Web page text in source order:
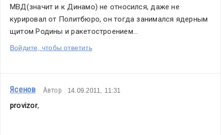
МВД(значит и к Динамо) не относился, даже не
курировал от Политбюро, он тогда занимался ядерным
щитом Родины и ракетостроением...
Войдите, чтобы ответить
Ясенов Автор 14.09.2011, 11:31
provizor,